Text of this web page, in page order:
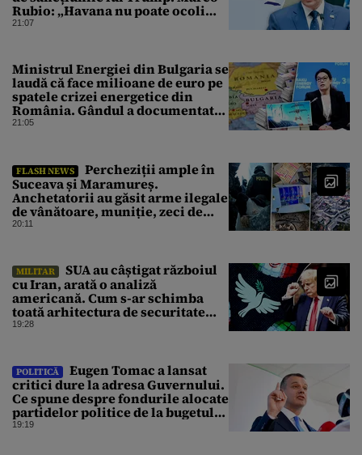
Rubio: „Havana nu poate ocoli
sancțiunile prin mimat reforme”
21:07
Ministrul Energiei din Bulgaria se
laudă că face milioane de euro pe
spatele crizei energetice din
România. Gândul a documentat
cazul
21:05
FLASH NEWS
Percheziții ample în
Suceava și Maramureș.
Anchetatorii au găsit arme ilegale
de vânătoare, muniție, zeci de
trofee de vânat și materiale
20:11
MILITAR
SUA au câștigat războiul
cu Iran, arată o analiză
americană. Cum s-ar schimba
toată arhitectura de securitate
din Orientul Mijlociu
19:28
POLITICĂ
Eugen Tomac a lansat
critici dure la adresa Guvernului.
Ce spune despre fondurile alocate
partidelor politice de la bugetul
de stat
19:19